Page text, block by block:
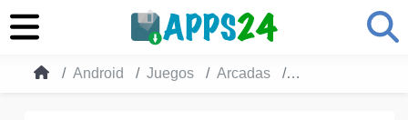
Android Juegos Arcadas Temple Run 2